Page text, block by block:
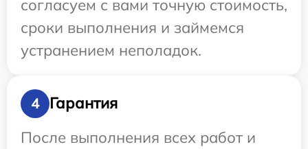
согласуем с вами точную стоимость,
сроки выполнения и займемся
устранением неполадок.
4
Гарантия
После выполнения всех работ и